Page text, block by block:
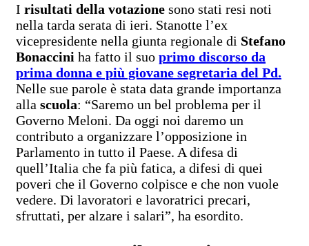
I risultati della votazione sono stati resi noti
nella tarda serata di ieri. Stanotte l’ex
vicepresidente nella giunta regionale di Stefano
Bonaccini ha fatto il suo primo discorso da
prima donna e più giovane segretaria del Pd.
Nelle sue parole è stata data grande importanza
alla scuola: “Saremo un bel problema per il
Governo Meloni. Da oggi noi daremo un
contributo a organizzare l’opposizione in
Parlamento in tutto il Paese. A difesa di
quell’Italia che fa più fatica, a difesi di quei
poveri che il Governo colpisce e che non vuole
vedere. Di lavoratori e lavoratrici precari,
sfruttati, per alzare i salari”, ha esordito.